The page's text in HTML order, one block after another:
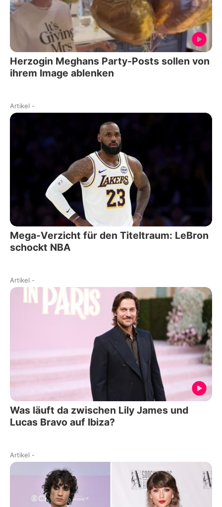
Herzogin Meghans Party-Posts sollen von
ihrem Image ablenken
Artikel -
Mega-Verzicht für den Titeltraum: LeBron
schockt NBA
Artikel -
Was läuft da zwischen Lily James und
Lucas Bravo auf Ibiza?
Artikel -